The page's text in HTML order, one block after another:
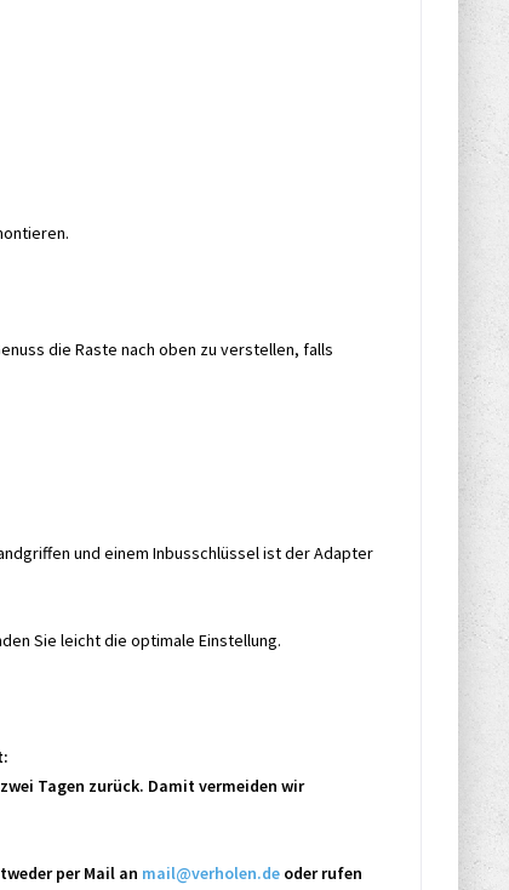
die Raste nach oben zu verstellen, falls
und einem Inbusschlüssel ist der Adapter
Sie leicht die optimale Einstellung.
Tagen zurück. Damit vermeiden wir
per Mail an mail@verholen.de oder rufen